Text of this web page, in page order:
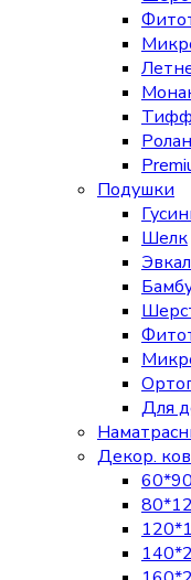
Подушки
Шелк
Для
Декор.